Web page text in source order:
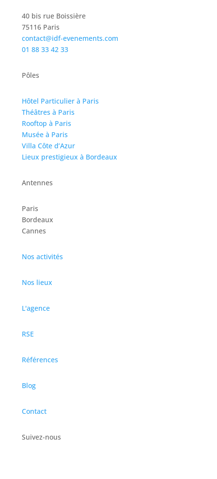
40 bis rue Boissière
75116 Paris
contact@idf-evenements.com
01 88 33 42 33
Pôles
Hôtel Particulier à Paris
Théâtres à Paris
Rooftop à Paris
Musée à Paris
Villa Côte d’Azur
Lieux prestigieux à Bordeaux
Antennes
Paris
Bordeaux
Cannes
Nos activités
Nos lieux
L'agence
RSE
Références
Blog
Contact
Suivez-nous